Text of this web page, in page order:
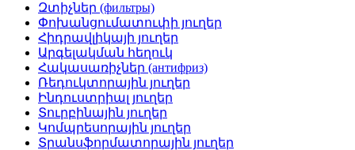
Զտիչներ (фильтры)
Փոխանցումատուփի յուղեր
Հիդրավլիկայի յուղեր
Արգելակման հեղուկ
Հակասառիչներ (антифриз)
Ռեդուկտորային յուղեր
Ինդուստրիալ յուղեր
Տուրբինային յուղեր
Կոմպրեսորային յուղեր
Տրանսֆորմատորային յուղեր